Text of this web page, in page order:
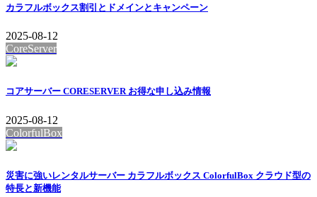
カラフルボックス割引とドメインとキャンペーン
2025-08-12
CoreServer
コアサーバー CORESERVER お得な申し込み情報
2025-08-12
ColorfulBox
災害に強いレンタルサーバー カラフルボックス ColorfulBox クラウド型の
特長と新機能